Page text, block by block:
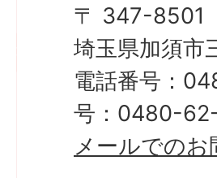
〒 347-8501
埼玉県加須市
電話番号：
号：0480-
メールでの